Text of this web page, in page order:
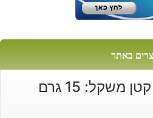
באתר
משקל: 15 גרם